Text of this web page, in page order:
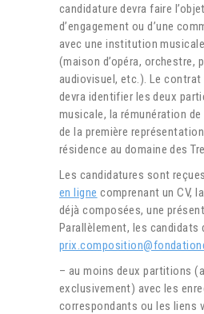
candidature devra faire
d’engagement ou d’une
avec une institution
(maison d’opéra, orchestre,
audiovisuel, etc.). Le contrat
devra identifier les deux
musicale, la rémunération
de la première
résidence au domaine des
Les candidatures sont
en ligne comprenant un CV,
déjà composées, une
Parallèlement, les candidats
– au moins deux partitions
exclusivement) avec les
correspondants ou les liens